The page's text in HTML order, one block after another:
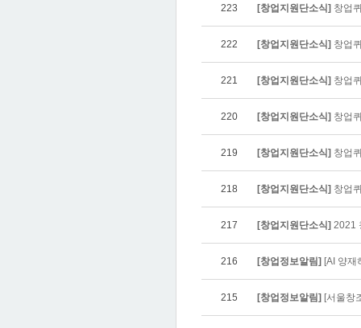
223 [창업지원단소식] 창업
222 [창업지원단소식] 창업
221 [창업지원단소식] 창업
220 [창업지원단소식] 창업
219 [창업지원단소식] 창업
218 [창업지원단소식] 창업
217 [창업지원단소식] 2021
216 [창업정보알림] [AI 양재
215 [창업정보알림] [서울창